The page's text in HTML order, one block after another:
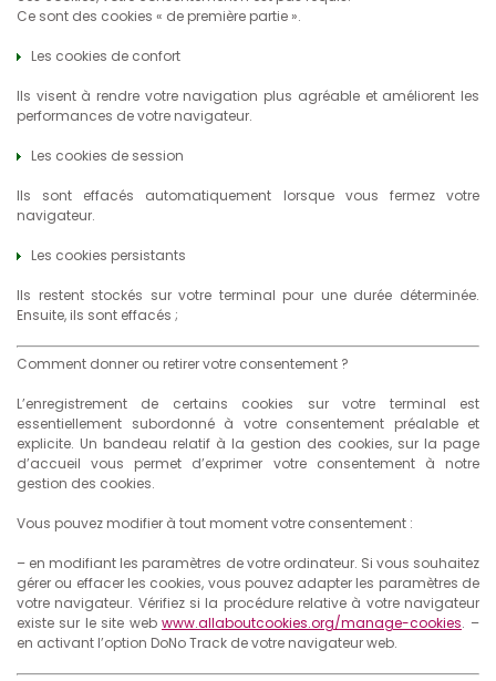
Ce sont des cookies « de première partie ».
Les cookies de confort
Ils visent à rendre votre navigation plus agréable et améliorent les
performances de votre navigateur.
Les cookies de session
Ils sont effacés automatiquement lorsque vous fermez votre
navigateur.
Les cookies persistants
Ils restent stockés sur votre terminal pour une durée déterminée.
Ensuite, ils sont effacés ;
Comment donner ou retirer votre consentement ?
L’enregistrement de certains cookies sur votre terminal est
essentiellement subordonné à votre consentement préalable et
explicite. Un bandeau relatif à la gestion des cookies, sur la page
d’accueil vous permet d’exprimer votre consentement à notre
gestion des cookies.
Vous pouvez modifier à tout moment votre consentement :
– en modifiant les paramètres de votre ordinateur. Si vous souhaitez
gérer ou effacer les cookies, vous pouvez adapter les paramètres de
votre navigateur. Vérifiez si la procédure relative à votre navigateur
existe sur le site web www.allaboutcookies.org/manage-cookies. –
en activant l’option DoNo Track de votre navigateur web.